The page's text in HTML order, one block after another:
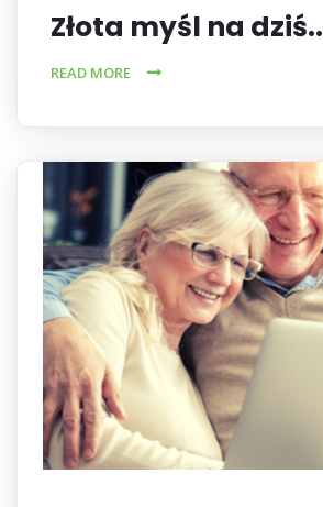
Złota myśl na dziś..
READ MORE